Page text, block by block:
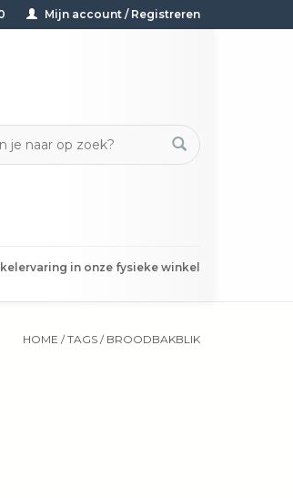
Mijn account / Registreren
in onze fysieke winkel
HOME /TAGS / BROODBAKBLIK